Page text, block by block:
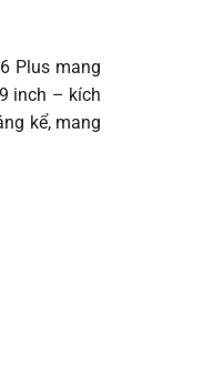
Plus mang
inch – kích
kể, mang